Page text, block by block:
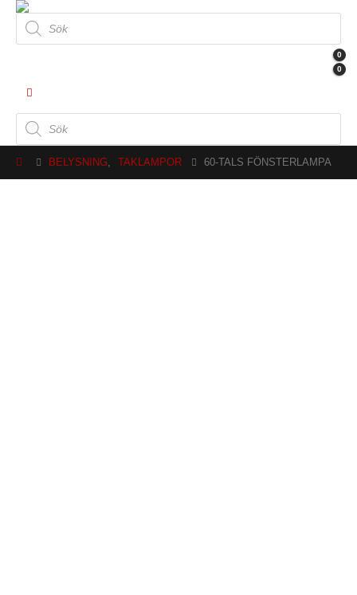
Produktsökning
0
0
Produktsökning
BELYSNING, TAKLAMPOR 60-TALS FÖNSTERLAMPA